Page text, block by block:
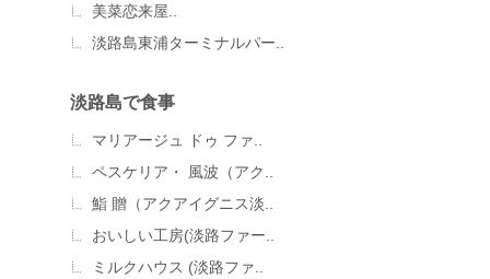
美菜恋来屋..
淡路島東浦ターミナルパー..
淡路島で食事
マリアージュ ドゥ ファ..
ペスケリア・ 風波（アク..
鮨 贈（アクアイグニス淡..
おいしい工房(淡路ファー..
ミルクハウス (淡路ファ..